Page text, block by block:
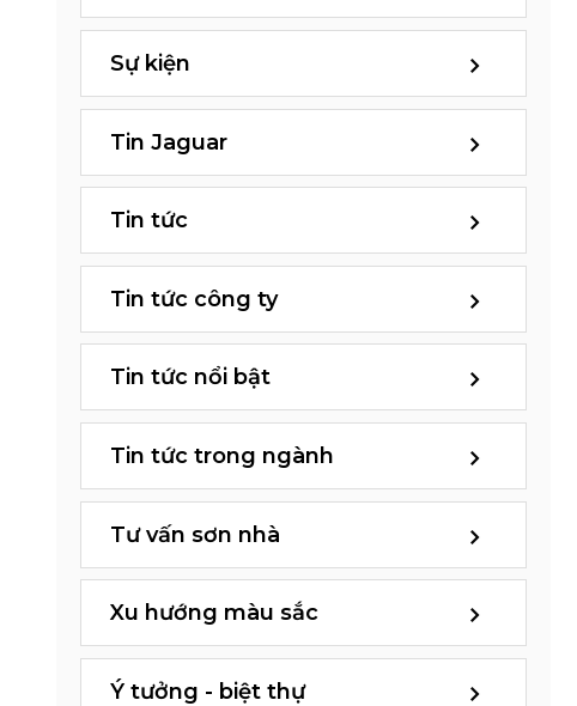
Sự kiện
Tin Jaguar
Tin tức
Tin tức công ty
Tin tức nổi bật
Tin tức trong ngành
Tư vấn sơn nhà
Xu hướng màu sắc
Ý tưởng - biệt thự